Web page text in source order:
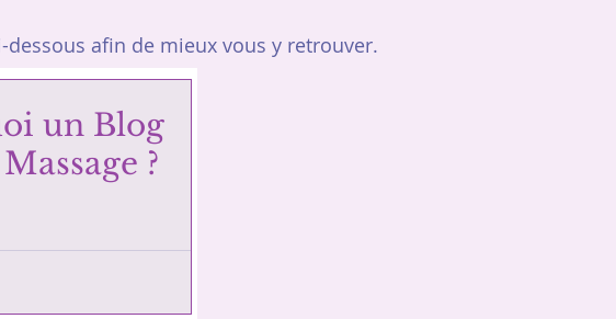
afin de mieux vous y retrouver.
un Blog
?